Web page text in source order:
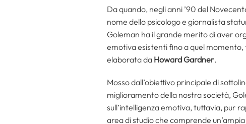
Da quando, negli anni ’90 del
nome dello psicologo e giornalista
Goleman ha il grande merito di aver
emotiva esistenti fino a quel momento,
elaborata da Howard Gardner.
Mosso dall’obiettivo principale di
miglioramento della nostra società,
sull’intelligenza emotiva, tuttavia, pur
area di studio che comprende